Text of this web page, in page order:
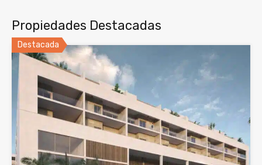
Propiedades Destacadas
Destacada